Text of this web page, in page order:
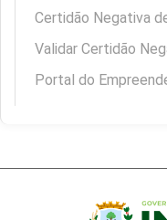
Certidão Negativa
Validar Certidão
Portal do